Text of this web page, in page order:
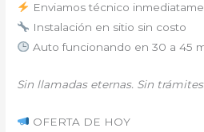
Enviamos técnico
Instalación en sitio sin costo
Auto funcionando en 30 a 45
Sin llamadas eternas. Sin
OFERTA DE HOY